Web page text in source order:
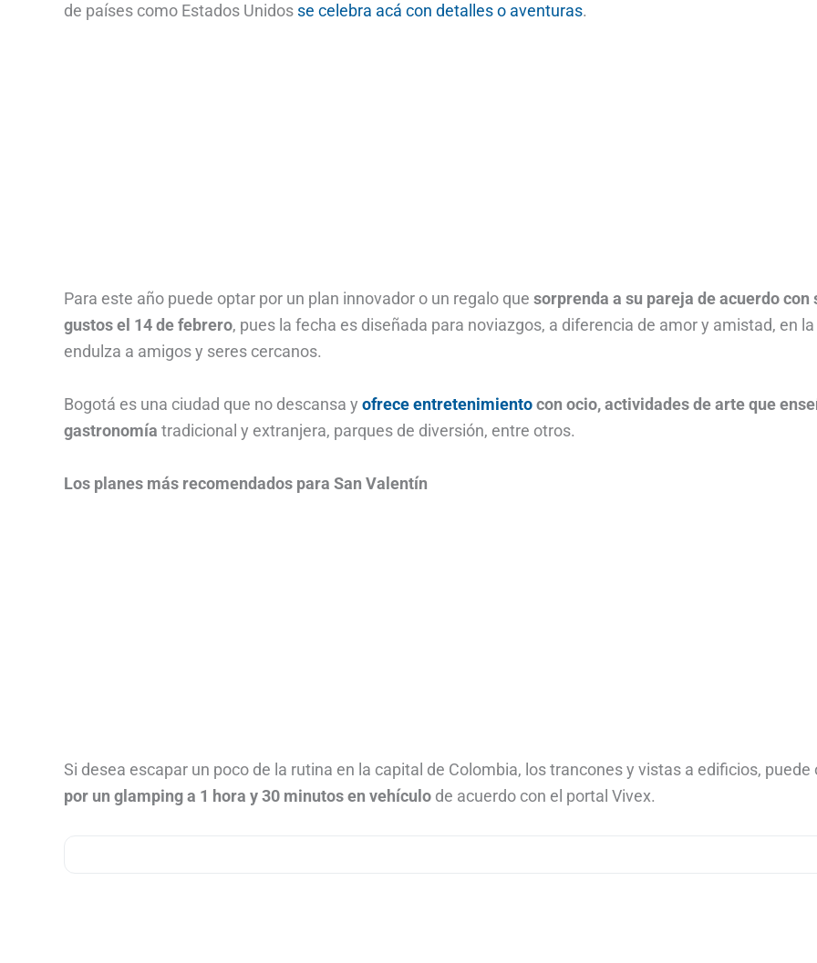
de países como Estados Unidos se celebra acá con detalles o aventuras.
Para este año puede optar por un plan innovador o un regalo que sorprenda a su pareja de acuerdo con
gustos el 14 de febrero, pues la fecha es diseñada para noviazgos, a diferencia de amor y amistad, en
endulza a amigos y seres cercanos.
Bogotá es una ciudad que no descansa y ofrece entretenimientocon ocio, actividades de arte que
gastronomía tradicional y extranjera, parques de diversión, entre otros.
Los planes más recomendados para San Valentín
Si desea escapar un poco de la rutina en la capital de Colombia, los trancones y vistas a edificios, puede
por un glamping a 1 hora y 30 minutos en vehículo de acuerdo con el portal Vivex.